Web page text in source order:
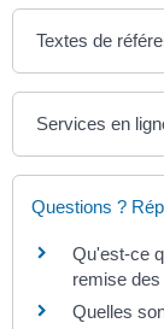
Textes de
Services en
Questions ?
Qu'est-ce
remise
Quelles